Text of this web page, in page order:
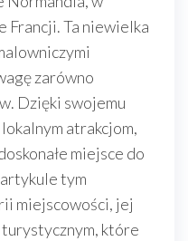
Francji. Ta niewielka
zarówno
Dzięki swojemu
atrakcjom,
miejsce do
tym
miejscowości, jej
które